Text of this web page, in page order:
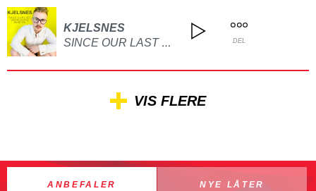
KJELSNES
SINCE OUR LAST UNDRESSING SESSION DEL
VIS FLERE
ANBEFALER NYE LÅTER